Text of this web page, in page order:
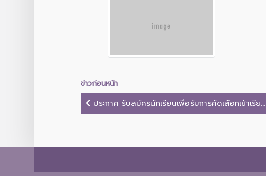
ข่าวก่อนหน้า
ประกาศ รับสมัครนักเรียนเพื่อรับการคัดเลือกเข้าเรีย...